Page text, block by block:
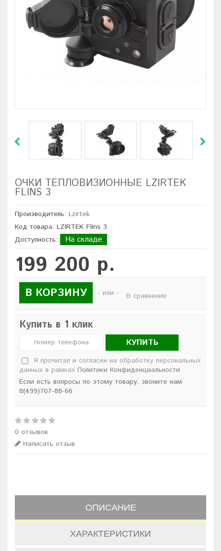
ОЧКИ ТЕПЛОВИЗИОННЫЕ LZIRTEK
FLINS 3
Производитель: Lzirtek
Код товара: LZIRTEK Flins 3
Доступность:
На складе
199 200 р.
В КОРЗИНУ - или - В сравнение
Купить в 1 клик
КУПИТЬ
Я прочитал и согласен на обработку персональных
данных в рамках Политики Конфиденциальности
Если есть вопросы по этому товару, звоните нам
8(499)707-88-66
0 отзывов
Написать отзыв
ОПИСАНИЕ
ХАРАКТЕРИСТИКИ